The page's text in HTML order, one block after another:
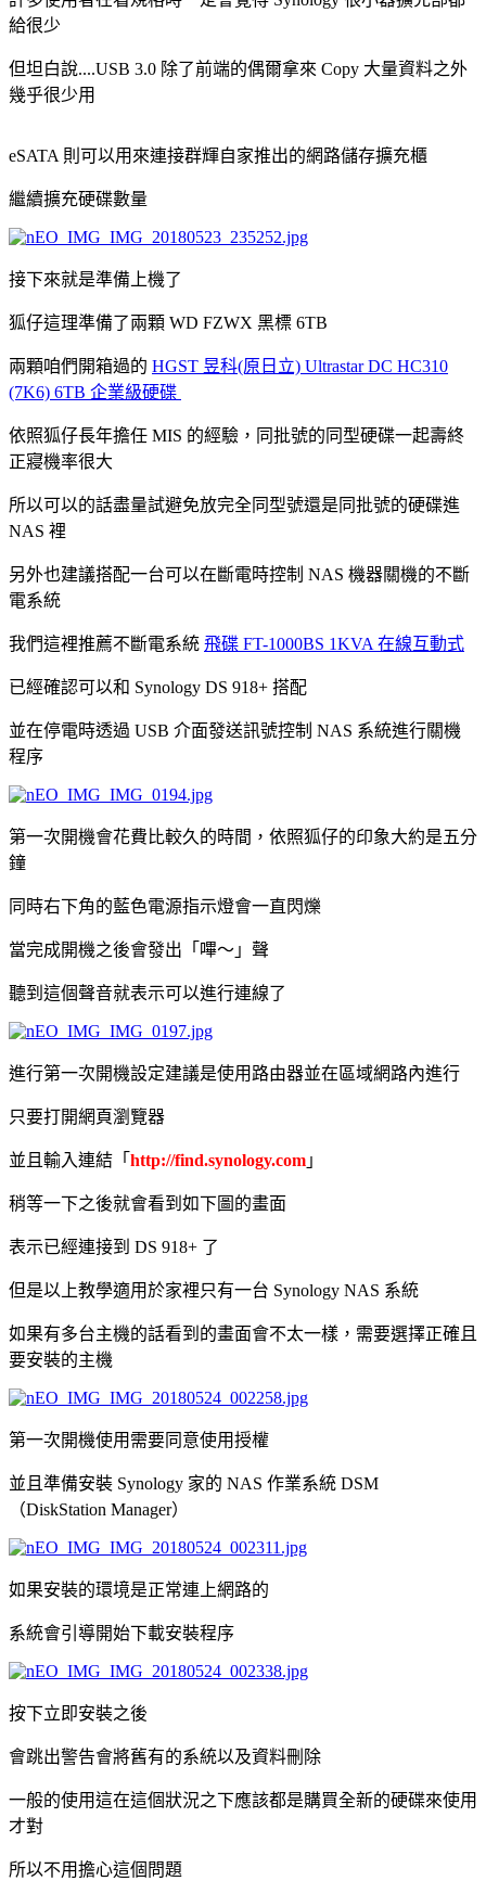
給很少
但坦白說....USB 3.0 除了前端的偶爾拿來 Copy 大量資料之外
幾乎很少用
eSATA 則可以用來連接群輝自家推出的網路儲存擴充櫃
繼續擴充硬碟數量
接下來就是準備上機了
狐仔這理準備了兩顆 WD FZWX 黑標 6TB
兩顆咱們開箱過的 HGST 昱科(原日立) Ultrastar DC HC310
(7K6) 6TB 企業級硬碟
依照狐仔長年擔任 MIS 的經驗，同批號的同型硬碟一起壽終
正寢機率很大
所以可以的話盡量試避免放完全同型號還是同批號的硬碟進
NAS 裡
另外也建議搭配一台可以在斷電時控制 NAS 機器關機的不斷
電系統
我們這裡推薦不斷電系統 飛碟 FT-1000BS 1KVA 在線互動式
已經確認可以和 Synology DS 918+ 搭配
並在停電時透過 USB 介面發送訊號控制 NAS 系統進行關機
程序
第一次開機會花費比較久的時間，依照狐仔的印象大約是五分
鐘
同時右下角的藍色電源指示燈會一直閃爍
當完成開機之後會發出「嗶～」聲
聽到這個聲音就表示可以進行連線了
進行第一次開機設定建議是使用路由器並在區域網路內進行
只要打開網頁瀏覽器
並且輸入連結「 http://find.synology.com 」
稍等一下之後就會看到如下圖的畫面
表示已經連接到 DS 918+ 了
但是以上教學適用於家裡只有一台 Synology NAS 系統
如果有多台主機的話看到的畫面會不太一樣，需要選擇正確且
要安裝的主機
第一次開機使用需要同意使用授權
並且準備安裝 Synology 家的 NAS 作業系統 DSM
（DiskStation Manager）
如果安裝的環境是正常連上網路的
系統會引導開始下載安裝程序
按下立即安裝之後
會跳出警告會將舊有的系統以及資料刪除
一般的使用這在這個狀況之下應該都是購買全新的硬碟來使用
才對
所以不用擔心這個問題